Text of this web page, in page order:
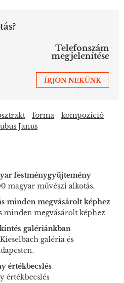
Telefonszám
megjelenítése
ÍRJON NEKÜNK
forma
kompozíció
Janus
festménygyűjtemény
magyar művészi alkotás.
minden megvásárolt képhez
minden megvásárolt képhez
galériánkban
galéria és
értékbecslés
értékbecslés